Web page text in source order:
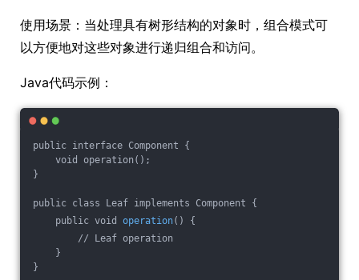
使用场景：当处理具有树形结构的对象时，组合模式可
以方便地对这些对象进行递归组合和访问。
Java代码示例：
public interface Component {
void operation();
}
public class Leaf implements Component {
public void operation() {
// Leaf operation
}
}